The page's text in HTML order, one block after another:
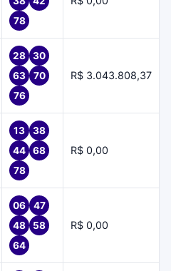
78
28
30
63
70
76
R$ 3.043.808,37
13
38
44
68
78
R$ 0,00
06
47
48
58
64
R$ 0,00